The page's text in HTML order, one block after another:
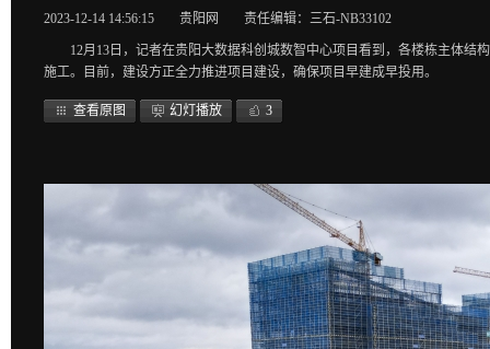
2023-12-14 14:56:15 贵阳网 责任编辑：三石-NB33102
12月13日，记者在贵阳大数据科创城数智中心项目看到，各楼栋主体
施工。目前，建设方正全力推进项目建设，确保项目早建成早投用。
查看原图 幻灯播放 3